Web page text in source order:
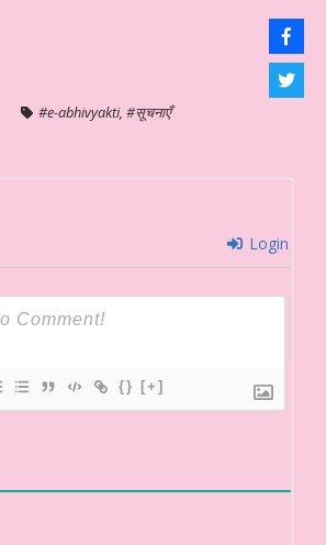
#e-abhivyakti, #सूचनाएँ
Login
{} [+]